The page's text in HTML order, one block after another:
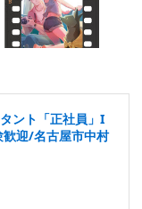
ント「正社員」I
迎/名古屋市中村